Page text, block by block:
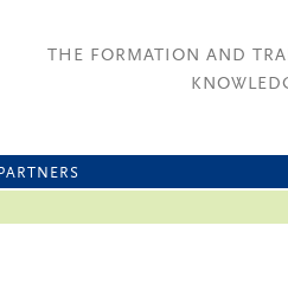
THE FORMATION AND
PARTNERS